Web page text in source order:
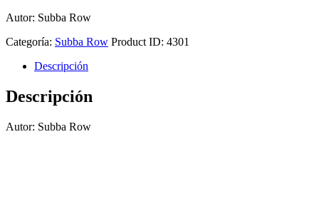
Autor: Subba Row
Categoría: Subba Row Product ID: 4301
Descripción
Descripción
Autor: Subba Row